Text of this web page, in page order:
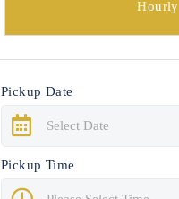
Hourly
Pickup Date
Pickup Time